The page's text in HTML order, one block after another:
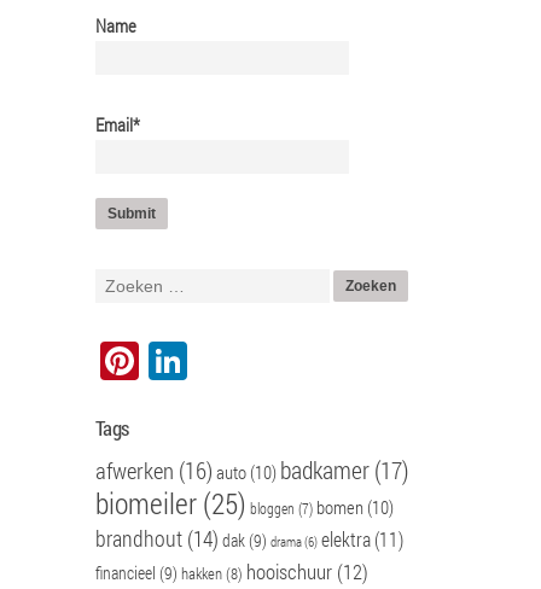
Name
Email*
Pinterest
Tags
afwerken (16) auto (10) badkamer(17)
biomeiler(25) bloggen (7) bomen (10)
brandhout (14) dak (9) drama(6) elektra(11)
financieel (9) hakken(8) hooischuur (12)